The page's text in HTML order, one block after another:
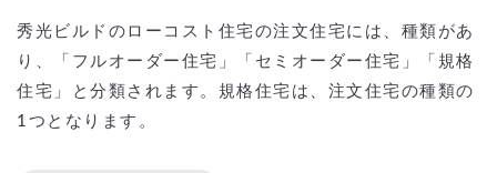
秀光ビルドのローコスト住宅の注文住宅には、種類があ
り、「フルオーダー住宅」「セミオーダー住宅」「規格
住宅」と分類されます。規格住宅は、注文住宅の種類の
1つとなります。